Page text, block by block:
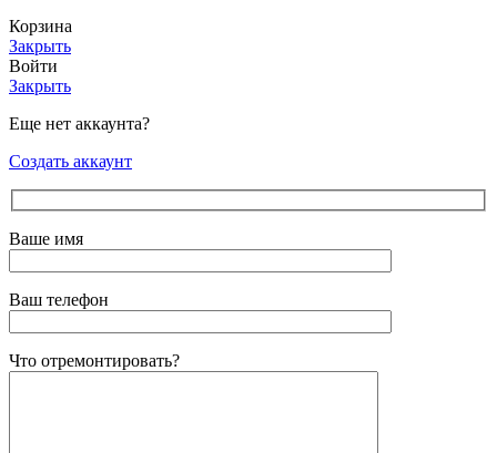
Корзина
Закрыть
Войти
Закрыть
Еще нет аккаунта?
Создать аккаунт
Ваше имя
Ваш телефон
Что отремонтировать?